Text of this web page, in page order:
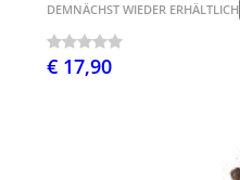
DEMNÄCHST WIEDER ERHÄLTLICH
€ 17,90